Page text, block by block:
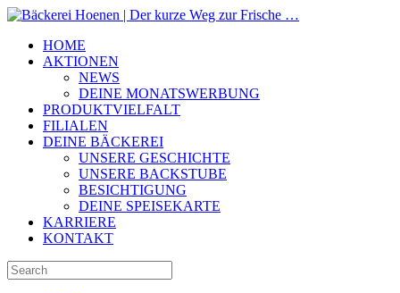
HOME
AKTIONEN
NEWS
DEINE MONATSWERBUNG
PRODUKTVIELFALT
FILIALEN
DEINE BÄCKEREI
UNSERE GESCHICHTE
UNSERE BACKSTUBE
BESICHTIGUNG
DEINE SPEISEKARTE
KARRIERE
KONTAKT